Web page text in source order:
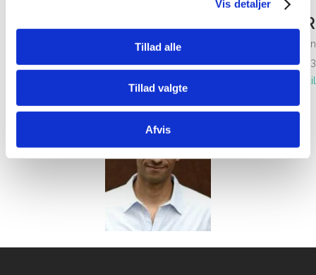
Vis detaljer
Tillad alle
Tillad valgte
Afvis
DIN PERSONLIGE VEJLEDER
Mickey Kromann-Jensen
Ring på tlf. 69 13 70 23
Send email